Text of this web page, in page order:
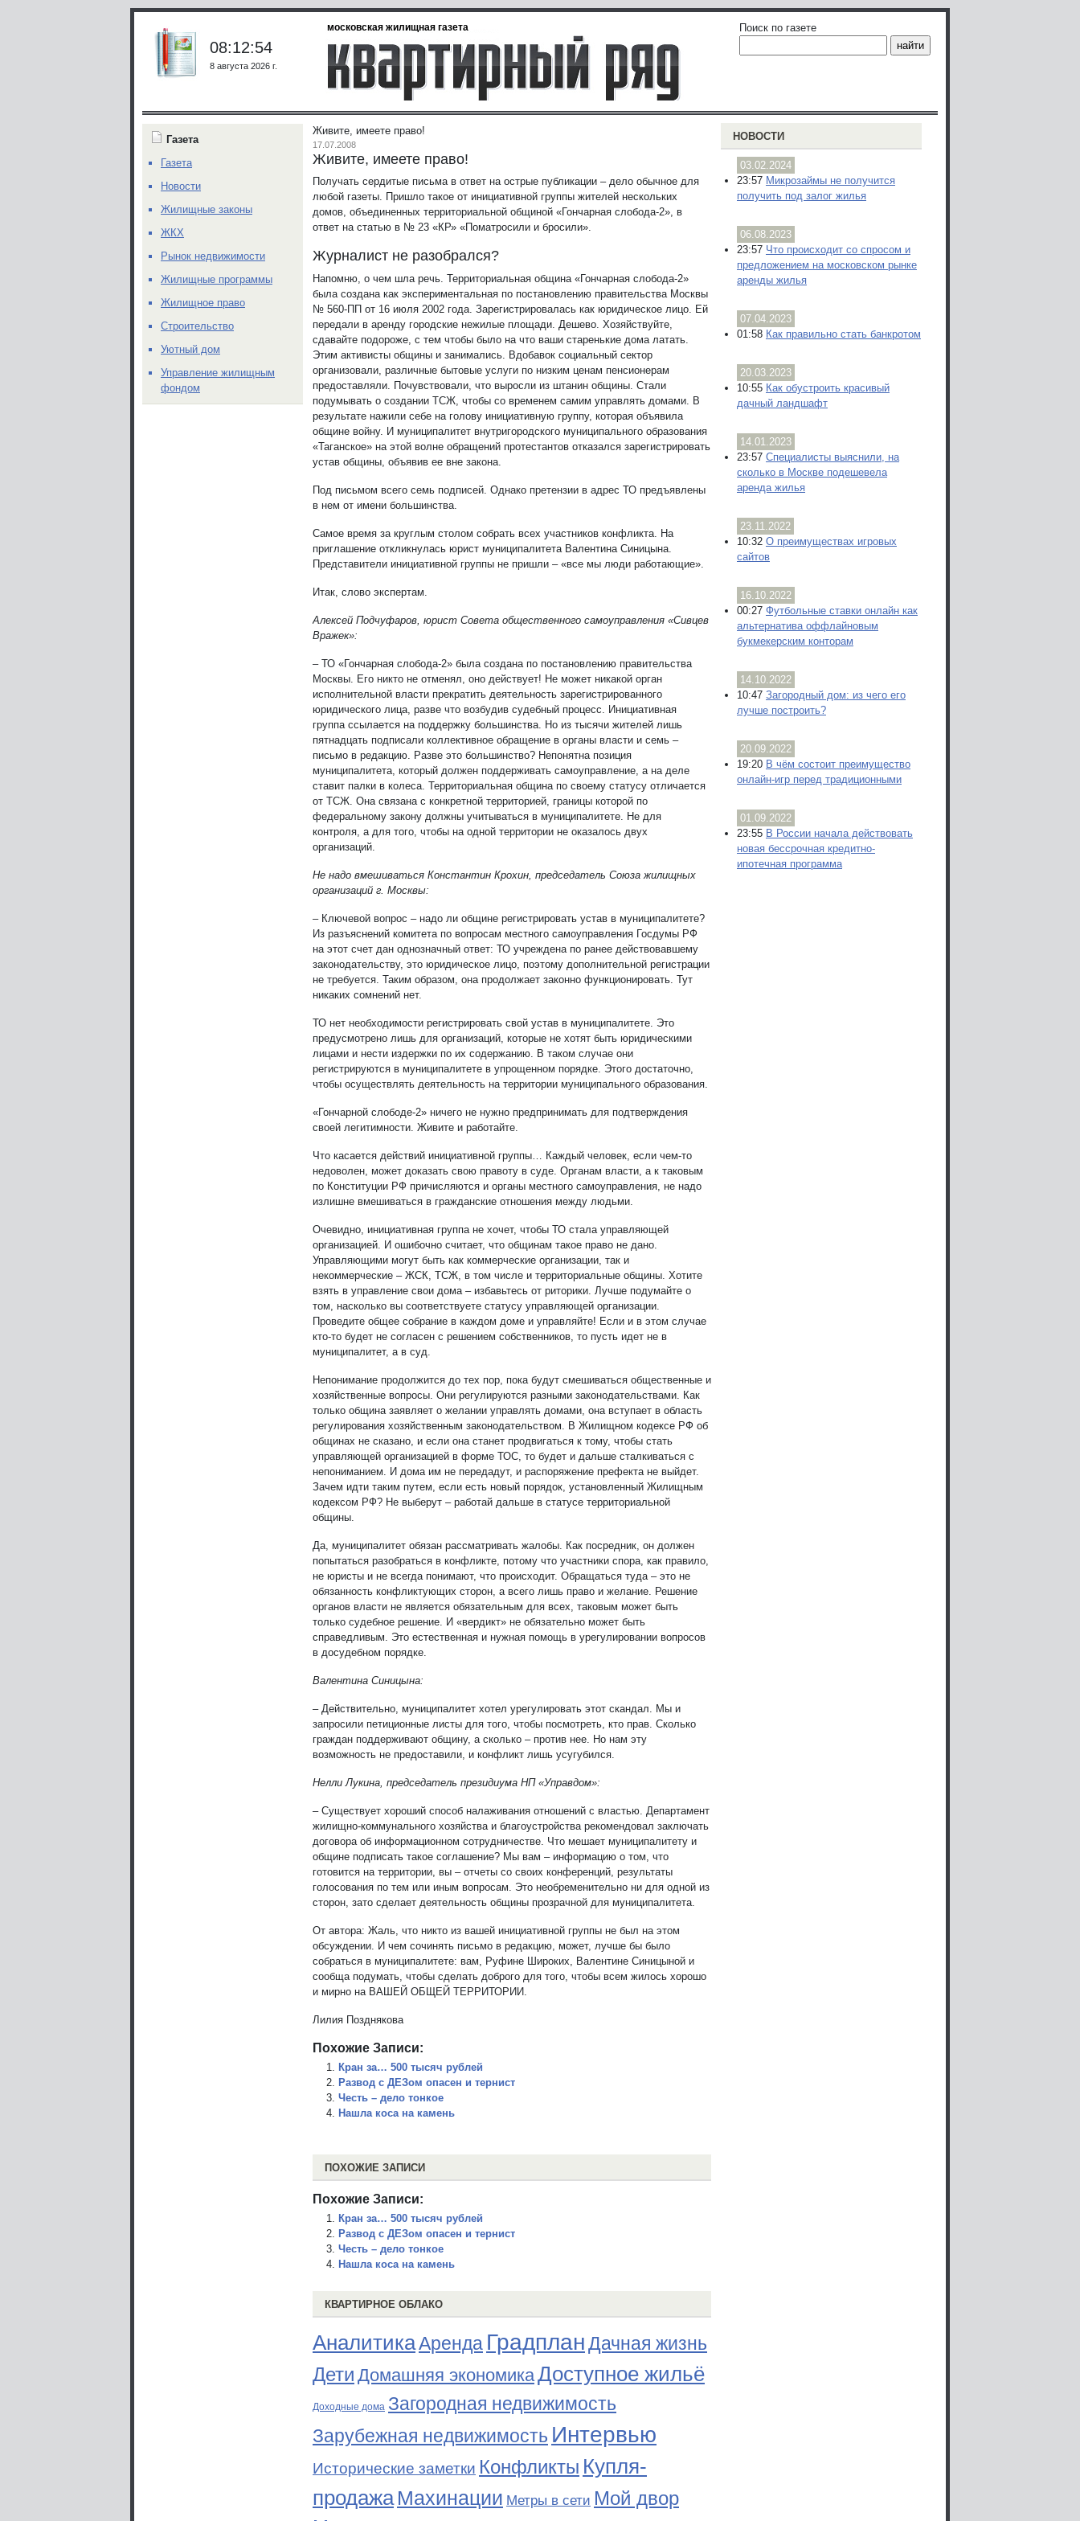
московская жилищная газета
08:12:54
8 августа 2026 г.
Поиск по газете
Живите, имеете право!
17.07.2008
Живите, имеете право!
Получать сердитые письма в ответ на острые публикации – дело обычное для
любой газеты. Пришло такое от инициативной группы жителей нескольких
домов, объединенных территориальной общиной «Гончарная слобода-2», в
ответ на статью в № 23 «КР» «Поматросили и бросили».
Журналист не разобрался?
Напомню, о чем шла речь. Территориальная община «Гончарная слобода-2»
была создана как экспериментальная по постановлению правительства Москвы
№ 560-ПП от 16 июля 2002 года. Зарегистрировалась как юридическое лицо. Ей
передали в аренду городские нежилые площади. Дешево. Хозяйствуйте,
сдавайте подороже, с тем чтобы было на что ваши старенькие дома латать.
Этим активисты общины и занимались. Вдобавок социальный сектор
организовали, различные бытовые услуги по низким ценам пенсионерам
предоставляли. Почувствовали, что выросли из штанин общины. Стали
подумывать о создании ТСЖ, чтобы со временем самим управлять домами. В
результате нажили себе на голову инициативную группу, которая объявила
общине войну. И муниципалитет внутригородского муниципального образования
«Таганское» на этой волне обращений протестантов отказался зарегистрировать
устав общины, объявив ее вне закона.
Под письмом всего семь подписей. Однако претензии в адрес ТО предъявлены
в нем от имени большинства.
Самое время за круглым столом собрать всех участников конфликта. На
приглашение откликнулась юрист муниципалитета Валентина Синицына.
Представители инициативной группы не пришли – «все мы люди работающие».
Итак, слово экспертам.
Алексей Подчуфаров, юрист Совета общественного самоуправления «Сивцев
Вражек»:
– ТО «Гончарная слобода-2» была создана по постановлению правительства
Москвы. Его никто не отменял, оно действует! Не может никакой орган
исполнительной власти прекратить деятельность зарегистрированного
юридического лица, разве что возбудив судебный процесс. Инициативная
группа ссылается на поддержку большинства. Но из тысячи жителей лишь
пятнадцать подписали коллективное обращение в органы власти и семь –
письмо в редакцию. Разве это большинство? Непонятна позиция
муниципалитета, который должен поддерживать самоуправление, а на деле
ставит палки в колеса. Территориальная община по своему статусу отличается
от ТСЖ. Она связана с конкретной территорией, границы которой по
федеральному закону должны учитываться в муниципалитете. Не для
контроля, а для того, чтобы на одной территории не оказалось двух
организаций.
Не надо вмешиваться Константин Крохин, председатель Союза жилищных
организаций г. Москвы:
– Ключевой вопрос – надо ли общине регистрировать устав в муниципалитете?
Из разъяснений комитета по вопросам местного самоуправления Госдумы РФ
на этот счет дан однозначный ответ: ТО учреждена по ранее действовавшему
законодательству, это юридическое лицо, поэтому дополнительной регистрации
не требуется. Таким образом, она продолжает законно функционировать. Тут
никаких сомнений нет.
ТО нет необходимости регистрировать свой устав в муниципалитете. Это
предусмотрено лишь для организаций, которые не хотят быть юридическими
лицами и нести издержки по их содержанию. В таком случае они
регистрируются в муниципалитете в упрощенном порядке. Этого достаточно,
чтобы осуществлять деятельность на территории муниципального образования.
«Гончарной слободе-2» ничего не нужно предпринимать для подтверждения
своей легитимности. Живите и работайте.
Что касается действий инициативной группы… Каждый человек, если чем-то
недоволен, может доказать свою правоту в суде. Органам власти, а к таковым
по Конституции РФ причисляются и органы местного самоуправления, не надо
излишне вмешиваться в гражданские отношения между людьми.
Очевидно, инициативная группа не хочет, чтобы ТО стала управляющей
организацией. И ошибочно считает, что общинам такое право не дано.
Управляющими могут быть как коммерческие организации, так и
некоммерческие – ЖСК, ТСЖ, в том числе и территориальные общины. Хотите
взять в управление свои дома – избавьтесь от риторики. Лучше подумайте о
том, насколько вы соответствуете статусу управляющей организации.
Проведите общее собрание в каждом доме и управляйте! Если и в этом случае
кто-то будет не согласен с решением собственников, то пусть идет не в
муниципалитет, а в суд.
Непонимание продолжится до тех пор, пока будут смешиваться общественные и
хозяйственные вопросы. Они регулируются разными законодательствами. Как
только община заявляет о желании управлять домами, она вступает в область
регулирования хозяйственным законодательством. В Жилищном кодексе РФ об
общинах не сказано, и если она станет продвигаться к тому, чтобы стать
управляющей организацией в форме ТОС, то будет и дальше сталкиваться с
непониманием. И дома им не передадут, и распоряжение префекта не выйдет.
Зачем идти таким путем, если есть новый порядок, установленный Жилищным
кодексом РФ? Не выберут – работай дальше в статусе территориальной
общины.
Да, муниципалитет обязан рассматривать жалобы. Как посредник, он должен
попытаться разобраться в конфликте, потому что участники спора, как правило,
не юристы и не всегда понимают, что происходит. Обращаться туда – это не
обязанность конфликтующих сторон, а всего лишь право и желание. Решение
органов власти не является обязательным для всех, таковым может быть
только судебное решение. И «вердикт» не обязательно может быть
справедливым. Это естественная и нужная помощь в урегулировании вопросов
в досудебном порядке.
Валентина Синицына:
– Действительно, муниципалитет хотел урегулировать этот скандал. Мы и
запросили петиционные листы для того, чтобы посмотреть, кто прав. Сколько
граждан поддерживают общину, а сколько – против нее. Но нам эту
возможность не предоставили, и конфликт лишь усугубился.
Нелли Лукина, председатель президиума НП «Управдом»:
– Существует хороший способ налаживания отношений с властью. Департамент
жилищно-коммунального хозяйства и благоустройства рекомендовал заключать
договора об информационном сотрудничестве. Что мешает муниципалитету и
общине подписать такое соглашение? Мы вам – информацию о том, что
готовится на территории, вы – отчеты со своих конференций, результаты
голосования по тем или иным вопросам. Это необременительно ни для одной из
сторон, зато сделает деятельность общины прозрачной для муниципалитета.
От автора: Жаль, что никто из вашей инициативной группы не был на этом
обсуждении. И чем сочинять письмо в редакцию, может, лучше бы было
собраться в муниципалитете: вам, Руфине Широких, Валентине Синицыной и
сообща подумать, чтобы сделать доброго для того, чтобы всем жилось хорошо
и мирно на ВАШЕЙ ОБЩЕЙ ТЕРРИТОРИИ.
Лилия Позднякова
Похожие Записи:
Кран за… 500 тысяч рублей
Развод с ДЕЗом опасен и тернист
Честь – дело тонкое
Нашла коса на камень
ПОХОЖИЕ ЗАПИСИ
Похожие Записи:
Кран за… 500 тысяч рублей
Развод с ДЕЗом опасен и тернист
Честь – дело тонкое
Нашла коса на камень
КВАРТИРНОЕ ОБЛАКО
АналитикаАренда ГрадпланДачная жизнь
Дети Домашняя экономикаДоступное жильё
Доходные дома Загородная недвижимость
Зарубежная недвижимость Интервью
Исторические заметки Конфликты Купля-
продажа Махинации Метры в сети Мой двор
НОВОСТИ
03.02.2024
23:57 Микрозаймы не получится
получить под залог жилья
06.08.2023
23:57 Что происходит со спросом и
предложением на московском рынке
аренды жилья
07.04.2023
01:58 Как правильно стать банкротом
20.03.2023
10:55 Как обустроить красивый
дачный ландшафт
14.01.2023
23:57 Специалисты выяснили, на
сколько в Москве подешевела
аренда жилья
23.11.2022
10:32 О преимуществах игровых
сайтов
16.10.2022
00:27 Футбольные ставки онлайн как
альтернатива оффлайновым
букмекерским конторам
14.10.2022
10:47 Загородный дом: из чего его
лучше построить?
20.09.2022
19:20 В чём состоит преимущество
онлайн-игр перед традиционными
01.09.2022
23:55 В России начала действовать
новая бессрочная кредитно-
ипотечная программа
Газета
Газета
Новости
Жилищные законы
ЖКХ
Рынок недвижимости
Жилищные программы
Жилищное право
Строительство
Уютный дом
Управление жилищным
фондом